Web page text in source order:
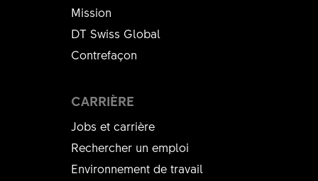
Mission
DT Swiss Global
Contrefaçon
CARRIÈRE
Jobs et carrière
Rechercher un emploi
Environnement de travail